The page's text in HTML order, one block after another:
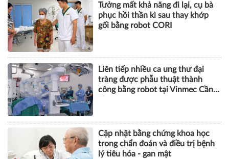
Tưởng mất khả năng đi lại, cụ bà
phục hồi thần kì sau thay khớp
gối bằng robot CORI
Liên tiếp nhiều ca ung thư đại
tràng được phẫu thuật thành
công bằng robot tại Vinmec Cần
Cập nhật bằng chứng khoa học
trong chẩn đoán và điều trị bệnh
lý tiêu hóa - gan mật